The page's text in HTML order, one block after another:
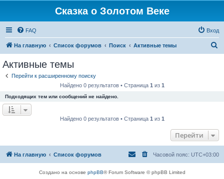
Сказка о Золотом Веке
FAQ Вход
На главную Список форумов Поиск Активные темы
Активные темы
Перейти к расширенному поиску
Найдено 0 результатов • Страница 1 из 1
Подходящих тем или сообщений не найдено.
Найдено 0 результатов • Страница 1 из 1
Перейти
На главную Список форумов Часовой пояс: UTC+03:00
Создано на основе phpBB® Forum Software © phpBB Limited